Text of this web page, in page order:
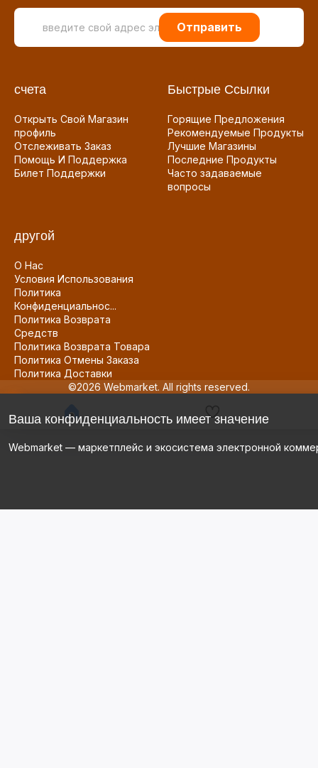
Отправить
счета
Открыть Свой Магазин
профиль
Отслеживать Заказ
Помощь И Поддержка
Билет Поддержки
Быстрые Ссылки
Горящие Предложения
Рекомендуемые Продукты
Лучшие Магазины
Последние Продукты
Часто задаваемые
вопросы
другой
О Нас
Условия Использования
Политика
Конфиденциальнос...
Политика Возврата
Средств
Политика Возврата Товара
Политика Отмены Заказа
Политика Доставки
©2026 Webmarket. All rights reserved.
Ваша конфиденциальность имеет значение
Webmarket — маркетплейс и экосистема электронной